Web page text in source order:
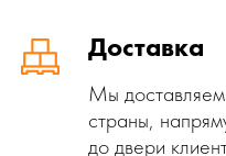
Доставка
Мы
страны,
до двери